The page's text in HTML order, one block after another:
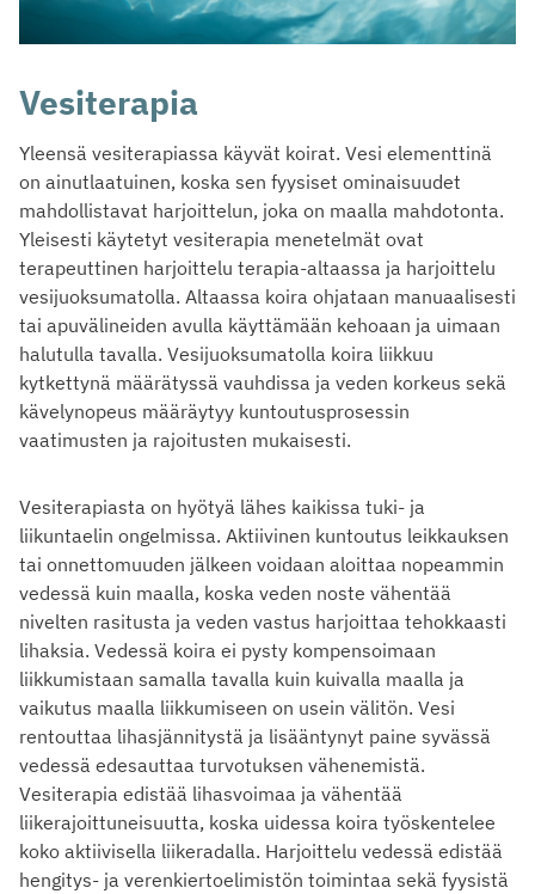
Vesiterapia
Yleensä vesiterapiassa käyvät koirat. Vesi elementtinä
on ainutlaatuinen, koska sen fyysiset ominaisuudet
mahdollistavat harjoittelun, joka on maalla mahdotonta.
Yleisesti käytetyt vesiterapia menetelmät ovat
terapeuttinen harjoittelu terapia-altaassa ja harjoittelu
vesijuoksumatolla. Altaassa koira ohjataan manuaalisesti
tai apuvälineiden avulla käyttämään kehoaan ja uimaan
halutulla tavalla. Vesijuoksumatolla koira liikkuu
kytkettynä määrätyssä vauhdissa ja veden korkeus sekä
kävelynopeus määräytyy kuntoutusprosessin
vaatimusten ja rajoitusten mukaisesti.
Vesiterapiasta on hyötyä lähes kaikissa tuki- ja
liikuntaelin ongelmissa. Aktiivinen kuntoutus leikkauksen
tai onnettomuuden jälkeen voidaan aloittaa nopeammin
vedessä kuin maalla, koska veden noste vähentää
nivelten rasitusta ja veden vastus harjoittaa tehokkaasti
lihaksia. Vedessä koira ei pysty kompensoimaan
liikkumistaan samalla tavalla kuin kuivalla maalla ja
vaikutus maalla liikkumiseen on usein välitön. Vesi
rentouttaa lihasjännitystä ja lisääntynyt paine syvässä
vedessä edesauttaa turvotuksen vähenemistä.
Vesiterapia edistää lihasvoimaa ja vähentää
liikerajoittuneisuutta, koska uidessa koira työskentelee
koko aktiivisella liikeradalla. Harjoittelu vedessä edistää
hengitys- ja verenkiertoelimistön toimintaa sekä fyysistä